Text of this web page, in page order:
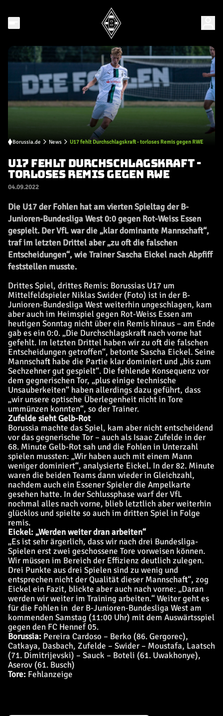
Borussia.de News U17 fehlt Durchschlagskraft - torloses Remis gegen RWE
U17 FEHLT DURCHSCHLAGSKRAFT -
TORLOSES REMIS GEGEN RWE
04.09.2022
Die U17 der Fohlen hat am vierten Spieltag der B-
Junioren-Bundesliga West 0:0 gegen Rot-Weiss Essen
gespielt. Der VfL war die „klar dominante Mannschaft“,
traf im letzten Drittel aber „zu oft die falschen
Entscheidungen“, wie Trainer Sascha Eickel nach Abpfiff
feststellen musste.
Drittes Spiel, drittes Remis: Borussias U17 um
Mittelfeldspieler Niklas Swider (Foto) ist in der B-
Junioren-Bundesliga West weiterhin ungeschlagen, kam
aber auch im Heimspiel gegen Rot-Weiss Essen am
heutigen Sonntag nicht über ein Remis hinaus – am Ende
gab es ein 0:0. „Die Durchschlagskraft nach vorne hat
gefehlt. Im letzten Drittel haben wir zu oft die falschen
Entscheidungen getroffen“, betonte Sascha Eickel. Seine
Mannschaft habe die Partie klar dominiert und „bis zum
Sechzehner gut gespielt“. Die fehlende Konsequenz vor
dem gegnerischen Tor, „plus einige technische
Unsauberkeiten“ haben allerdings dazu geführt, dass
„wir unsere optische Überlegenheit nicht in Tore
ummünzen konnten“, so der Trainer.
Zufelde sieht Gelb-Rot
Borussia machte das Spiel, kam aber nicht entscheidend
vor das gegnerische Tor – auch als Isaac Zufelde in der
68. Minute Gelb-Rot sah und die Fohlen in Unterzahl
spielen mussten: „Wir haben auch mit einem Mann
weniger dominiert“, analysierte Eickel. In der 82. Minute
waren die beiden Teams dann wieder in Gleichzahl,
nachdem auch ein Essener Spieler die Ampelkarte
gesehen hatte. In der Schlussphase warf der VfL
nochmal alles nach vorne, blieb letztlich aber weiterhin
glücklos und spielte so auch im dritten Spiel in Folge
remis.
Eickel: „Werden weiter dran arbeiten“
„Es ist sehr ärgerlich, dass wir nach drei Bundesliga-
Spielen erst zwei geschossene Tore vorweisen können.
Wir müssen im Bereich der Effizienz deutlich zulegen.
Drei Punkte aus drei Spielen sind zu wenig und
entsprechen nicht der Qualität dieser Mannschaft“, zog
Eickel ein Fazit, blickte aber auch nach vorne: „Daran
werden wir weiter im Training arbeiten.“ Weiter geht es
für die Fohlen in der B-Junioren-Bundesliga West am
kommenden Samstag (11:00 Uhr) mit dem Auswärtsspiel
gegen den FC Hennef 05.
Borussia: Pereira Cardoso – Berko (86. Gergorec),
Catkaya, Dasbach, Zufelde – Swider – Moustafa, Laatsch
(71. Dimitrijevski) – Sauck – Boteli (61. Uwakhonye),
Aserov (61. Busch)
Tore: Fehlanzeige